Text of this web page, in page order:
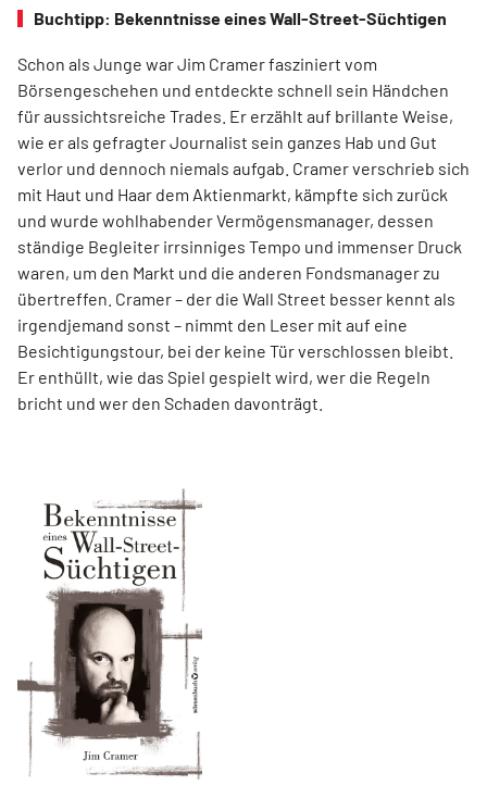
Buchtipp: Bekenntnisse eines Wall-Street-Süchtigen
Schon als Junge war Jim Cramer fasziniert vom
Börsengeschehen und entdeckte schnell sein Händchen
für aussichtsreiche Trades. Er erzählt auf brillante Weise,
wie er als gefragter Journalist sein ganzes Hab und Gut
verlor und dennoch niemals aufgab. Cramer verschrieb sich
mit Haut und Haar dem Aktienmarkt, kämpfte sich zurück
und wurde wohlhabender Vermögensmanager, dessen
ständige Begleiter irrsinniges Tempo und immenser Druck
waren, um den Markt und die anderen Fondsmanager zu
übertreffen. Cramer – der die Wall Street besser kennt als
irgendjemand sonst – nimmt den Leser mit auf eine
Besichtigungstour, bei der keine Tür verschlossen bleibt.
Er enthüllt, wie das Spiel gespielt wird, wer die Regeln
bricht und wer den Schaden davonträgt.